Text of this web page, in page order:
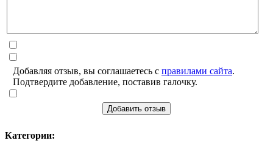
Добавляя отзыв, вы соглашаетесь с правилами сайта.
Подтвердите добавление, поставив галочку.
Добавить отзыв
Категории: